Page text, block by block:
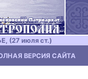
(27 июля ст.)
ВЕРСИЯ САЙТА